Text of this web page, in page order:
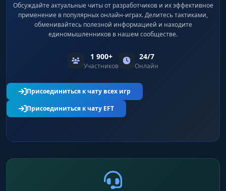
Обсуждайте актуальные читы от разработчиков и их эффективное
применение в популярных онлайн-играх. Делитесь тактиками,
обменивайтесь полезной информацией и находите
единомышленников в нашем сообществе.
1 900+
Участников
24/7
Онлайн
Присоединиться к чату всех игр
Присоединиться к чату EFT